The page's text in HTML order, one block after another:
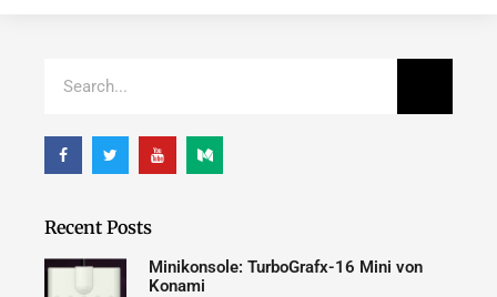
Recent Posts
Minikonsole: TurboGrafx-16 Mini von
Konami